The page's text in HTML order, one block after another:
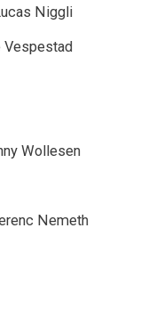
Niggli
Vespestad
Wollesen
Nemeth